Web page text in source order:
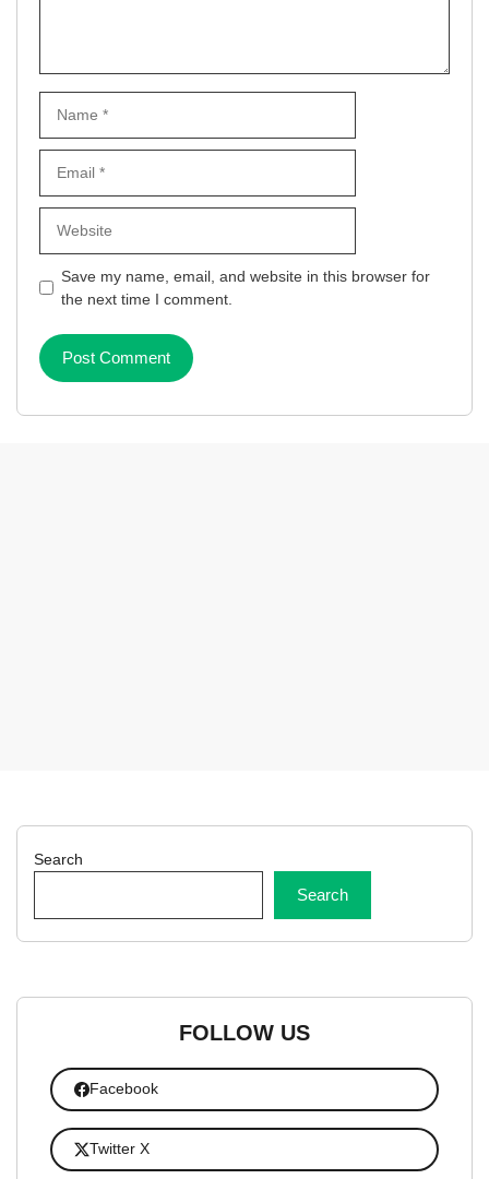
Save my name, email, and website in this browser for
the next time I comment.
Search
Search
FOLLOW US
Facebook
Twitter X